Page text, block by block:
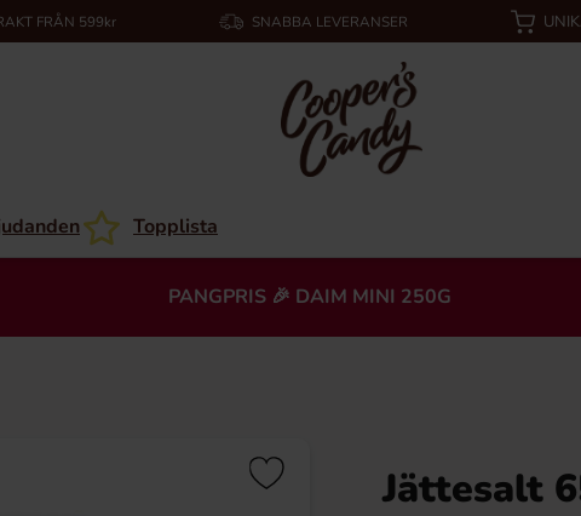
FRÅN 599kr SNABBA LEVERANSER
Topplista
PANGPRIS 🎉 DAIM MINI 250G
Jättesalt